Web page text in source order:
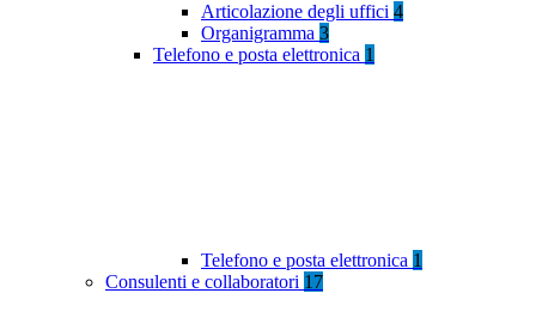
Articolazione degli uffici 4
Organigramma 3
Telefono e posta elettronica 1
Telefono e posta elettronica 1
Consulenti e collaboratori 17